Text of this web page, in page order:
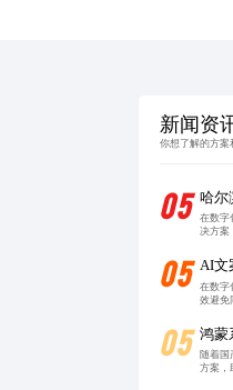
新闻资
你想了解的方案
05 哈尔
在数字
决方案
05 AI文
在数字
效避免
05 鸿蒙
随着国
方案，